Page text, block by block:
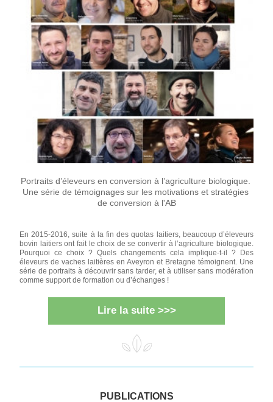
Portraits d’éleveurs en conversion à l’agriculture biologique.
Une série de témoignages sur les motivations et stratégies
de conversion à l'AB
En 2015-2016, suite à la fin des quotas laitiers, beaucoup d’éleveurs
bovin laitiers ont fait le choix de se convertir à l’agriculture biologique.
Pourquoi ce choix ? Quels changements cela implique-t-il ? Des
éleveurs de vaches laitières en Aveyron et Bretagne témoignent. Une
série de portraits à découvrir sans tarder, et à utiliser sans modération
comme support de formation ou d’échanges !
Lire la suite >>>
PUBLICATIONS